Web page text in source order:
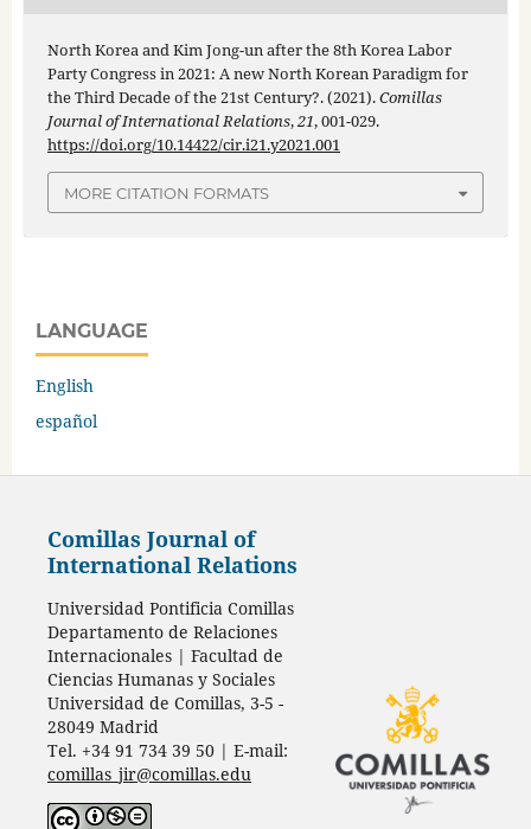
North Korea and Kim Jong-un after the 8th Korea Labor
Party Congress in 2021: A new North Korean Paradigm for
the Third Decade of the 21st Century?. (2021).Comillas
Journal of International Relations,21, 001-029.
https://doi.org/10.14422/cir.i21.y2021.001
MORE CITATION FORMATS
LANGUAGE
English
español
Comillas Journal of
International Relations
Universidad Pontificia Comillas
Departamento de Relaciones
Internacionales | Facultad de
Ciencias Humanas y Sociales
Universidad de Comillas, 3-5 -
28049 Madrid
Tel. +34 91 734 39 50 | E-mail:
comillas_jir@comillas.edu